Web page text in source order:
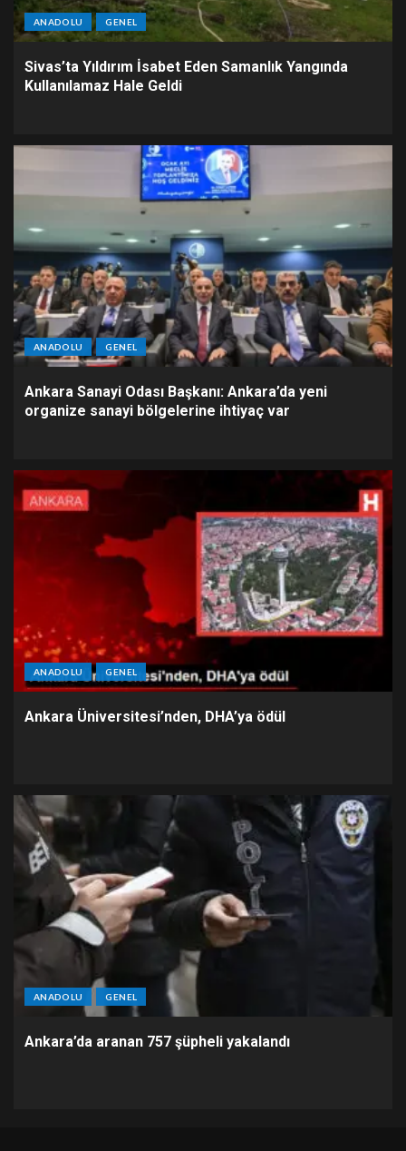
ANADOLU GENEL
Sivas’ta Yıldırım İsabet Eden Samanlık Yangında
Kullanılamaz Hale Geldi
ANADOLU GENEL
Ankara Sanayi Odası Başkanı: Ankara’da yeni
organize sanayi bölgelerine ihtiyaç var
ANADOLU GENEL
Ankara Üniversitesi’nden, DHA’ya ödül
ANADOLU GENEL
Ankara’da aranan 757 şüpheli yakalandı